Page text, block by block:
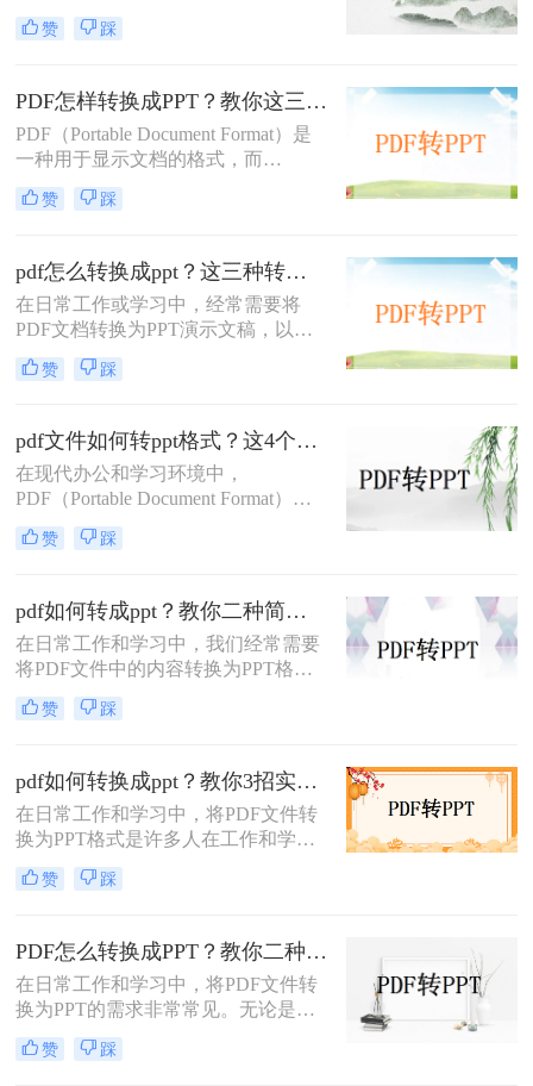
好地进行演示和编辑。那么怎么把
PDF转换成PPT呢？以下将介绍三种
PDF到PPT的转换。
赞 踩
PDF怎样转换成PPT？教你这三种转换方法！
PDF（Portable Document Format）是
一种用于显示文档的格式，而
PPT（PowerPoint）是一种用于演示的
文件格式。PDF文件常用于保存文档
文件转换为PPT格式以便于制作演示
文稿。那么PDF怎样转换成PPT呢？
在本文中，我们将介绍三种方法，以
帮助您将PDF文件转换为PPT文件。
赞 踩
pdf怎么转换成ppt？这三种转换方法分享给你!！
在日常工作或学习中，经常需要将
PDF文档转换为PPT演示文稿，以便
于更好地展示和编辑内容。
PDF（Portable Document Format）因
用，但PPT（PowerPoint）则因其动态
演示功能而备受青睐。那么pdf怎么转
换成ppt呢？本文将介绍三种将PDF转
换为PPT的高效方法，帮助您轻松完
成格式转换。
赞 踩
pdf文件如何转ppt格式？这4个方法请收好！方便又好用！
在现代办公和学习环境中，
PDF（Portable Document Format）因
其出色的跨平台兼容性和保持文档格
式不变的能力而广受欢迎。然而，在
件中的内容转换成PPT（PowerPoint
Presentation）格式，以便进行演示或
进一步编辑。那么pdf文件如何转ppt
格式呢？本文将详细介绍几种将PDF
文件转换为PPT格式的有效方法，帮
助您轻松应对这一需求。
赞 踩
pdf如何转成ppt？教你二种简单实用的转换方法!
在日常工作和学习中，我们经常需要
将PDF文件中的内容转换为PPT格
式，以便于演示和分享。那么PDF如
何转成PPT呢？以下是两种常用的方
换。
赞 踩
pdf如何转换成ppt？教你3招实用方法轻松搞定！
在日常工作和学习中，将PDF文件转
换为PPT格式是许多人在工作和学习
中常遇到的需求，特别是当需要将
PDF中的内容进行编辑、演示或分享
文将介绍三种常用的PDF转PPT的方
法。
赞 踩
PDF怎么转换成PPT？教你二种转换方法！
在日常工作和学习中，将PDF文件转
换为PPT的需求非常常见。无论是为
了方便展示、编辑还是进一步处理，
掌握几种高效的PDF转PPT方法都是
赞 踩